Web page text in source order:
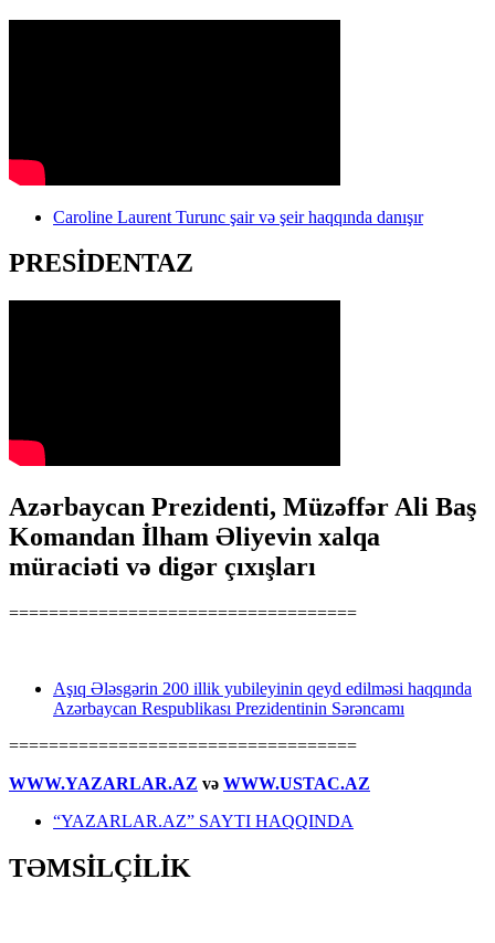
Caroline Laurent Turunc şair və şeir haqqında danışır
PRESİDENTAZ
Azərbaycan Prezidenti, Müzəffər Ali Baş
Komandan İlham Əliyevin xalqa
müraciəti və digər çıxışları
===================================
Aşıq Ələsgərin 200 illik yubileyinin qeyd edilməsi haqqında
Azərbaycan Respublikası Prezidentinin Sərəncamı
===================================
WWW.YAZARLAR.AZ və WWW.USTAC.AZ
“YAZARLAR.AZ” SAYTI HAQQINDA
TƏMSİLÇİLİK